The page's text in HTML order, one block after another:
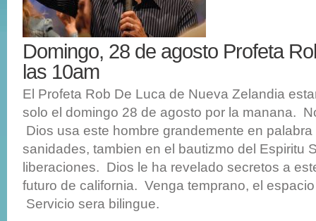
Domingo, 28 de agosto Profeta
las 10am
El Profeta Rob De Luca de Nueva Zelandia
solo el domingo 28 de agosto por la manana.
Dios usa este hombre grandemente en
sanidades, tambien en el bautizmo del Espiritu
liberaciones. Dios le ha revelado secretos a
futuro de california. Venga temprano, el
Servicio sera bilingue.